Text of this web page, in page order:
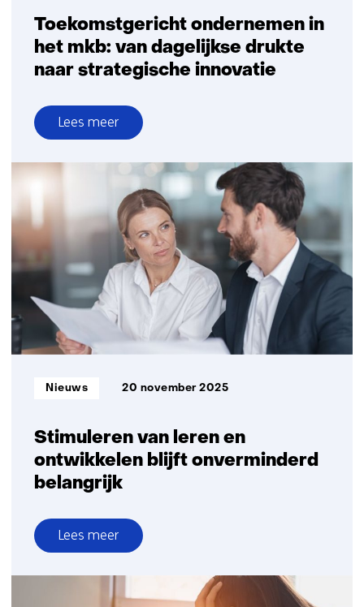
Toekomstgericht ondernemen in
het mkb: van dagelijkse drukte
naar strategische innovatie
Lees meer
over
Toekomstgericht
het
mkb:
dagelijkse
drukte
strategische
innovatie
Stimuleren van leren en
ontwikkelen blijft onverminderd
belangrijk
Informatietype:
Nieuws 20 november 2025
Lees meer
over
Stimuleren